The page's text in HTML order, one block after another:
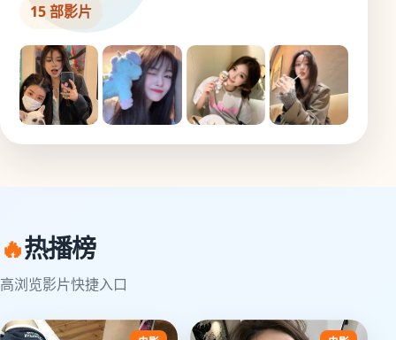
15 部影片
🔥热播榜
高浏览影片快捷入口